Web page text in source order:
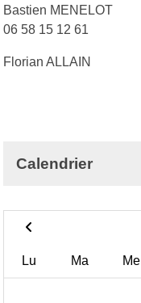
Bastien MENELOT
06 58 15 12 61
Florian ALLAIN
Calendrier
Lu Ma Me